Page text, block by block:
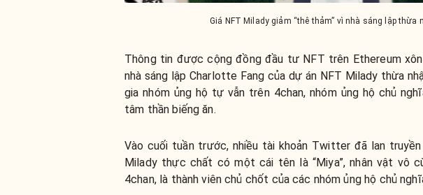
Giá NFT Milady giảm “thê thảm” vì nhà sáng lập thừa
Thông tin được cộng đồng đầu tư NFT trên Ethereum
nhà sáng lập Charlotte Fang của dự án NFT Milady thừa
gia nhóm ủng hộ tự vẫn trên 4chan, nhóm ủng hộ chủ
tâm thần biếng ăn.
Vào cuối tuần trước, nhiều tài khoản Twitter đã lan
Milady thực chất có một cái tên là “Miya”, nhân vật vô
4chan, là thành viên chủ chốt của các nhóm ủng hộ chủ